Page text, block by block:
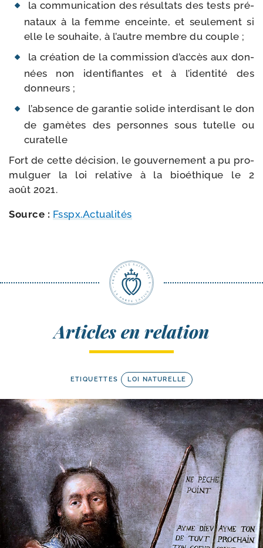
la com­mu­ni­ca­tion des résul­tats des tests pré­
na­taux à la femme enceinte, et seule­ment si
elle le sou­haite, à l’autre membre du couple ;
la créa­tion de la com­mis­sion d’accès aux don­
nées non iden­ti­fiantes et à l’identité des
donneurs ;
l’absence de garan­tie solide inter­di­sant le don
de gamètes des per­sonnes sous tutelle ou
curatelle
Fort de cette déci­sion, le gou­ver­ne­ment a pu pro­
mul­guer la loi rela­tive à la bioé­thique le 2
août 2021.
Source : Fsspx.Actualités
Articles en relation
ETIQUETTES LOI NATURELLE